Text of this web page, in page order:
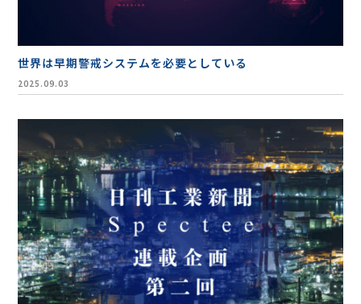
世界は早期警戒システムを必要としている
2025.09.03